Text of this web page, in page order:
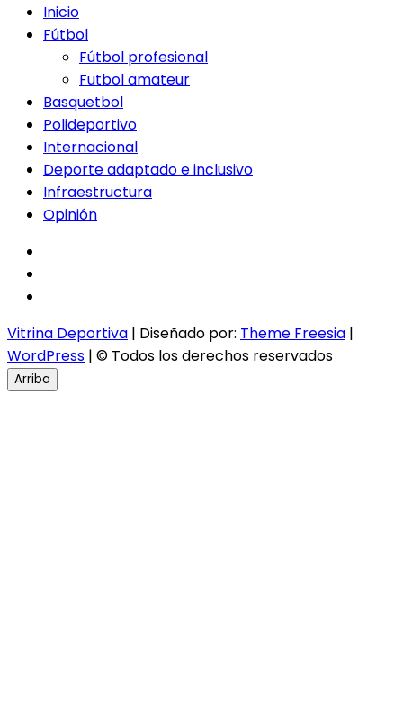
Inicio
Fútbol
Fútbol profesional
Futbol amateur
Basquetbol
Polideportivo
Internacional
Deporte adaptado e inclusivo
Infraestructura
Opinión
Vitrina Deportiva | Diseñado por: Theme Freesia |
WordPress | © Todos los derechos reservados
Arriba